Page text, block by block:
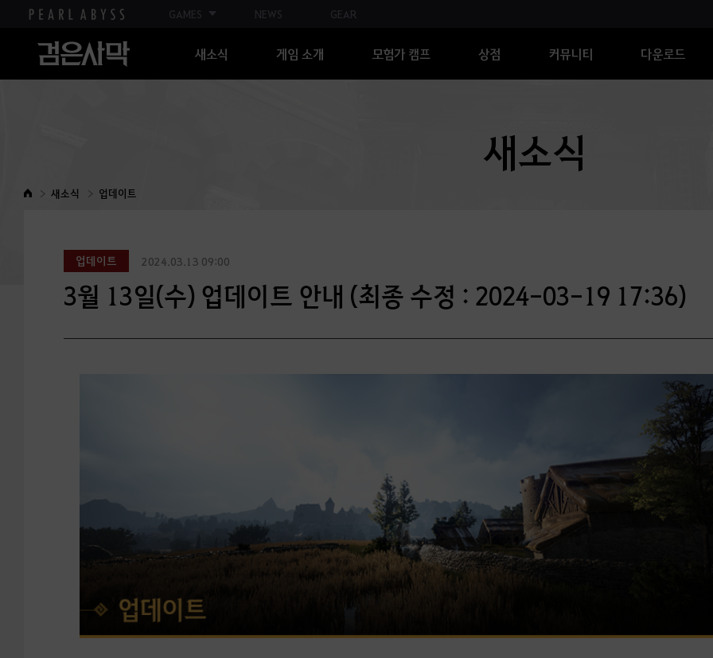
GAMES NEWS GEAR
새소식 게임 소개 모험가 캠프 상점 커뮤니티 다운로드
새소식
새소식 업데이트
업데이트 2024.03.13 09:00
3월 13일(수) 업데이트 안내 (최종 수정 : 2024-03-19 17:36)